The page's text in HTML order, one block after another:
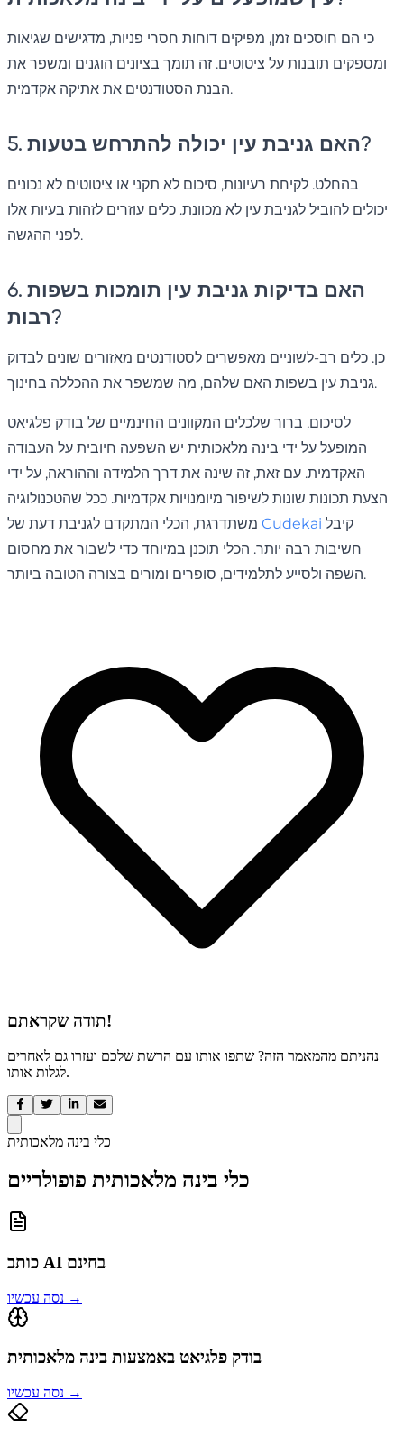
כי הם חוסכים זמן, מפיקים דוחות חסרי פניות, מדגישים שגיאות
ומספקים תובנות על ציטוטים. זה תומך בציונים הוגנים ומשפר את
הבנת הסטודנטים את אתיקה אקדמית.
5. האם גניבת עין יכולה להתרחש בטעות?
בהחלט. לקיחת רעיונות, סיכום לא תקני או ציטוטים לא נכונים
יכולים להוביל לגניבת עין לא מכוונת. כלים עוזרים לזהות בעיות אלו
לפני ההגשה.
6. האם בדיקות גניבת עין תומכות בשפות
רבות?
כן. כלים רב-לשוניים מאפשרים לסטודנטים מאזורים שונים לבדוק
גניבת עין בשפות האם שלהם, מה שמשפר את ההכללה בחינוך.
לסיכום, ברור שלכלים המקוונים החינמיים של בודק פלגיאט
המופעל על ידי בינה מלאכותית יש השפעה חיובית על העבודה
האקדמית. עם זאת, זה שינה את דרך הלמידה וההוראה, על ידי
הצעת תכונות שונות לשיפור מיומנויות אקדמיות. ככל שהטכנולוגיה
Cudekai
חשיבות רבה יותר. הכלי תוכנן במיוחד כדי לשבור את מחסום
השפה ולסייע לתלמידים, סופרים ומורים בצורה הטובה ביותר.
תודה שקראתם!
נהניתם מהמאמר הזה? שתפו אותו עם הרשת שלכם ועזרו גם לאחרים
לגלות אותו.
כלי בינה מלאכותית
כלי בינה מלאכותית פופולריים
כותב AI בחינם
נסה עכשיו →
בודק פלגיאט באמצעות בינה מלאכותית
נסה עכשיו →